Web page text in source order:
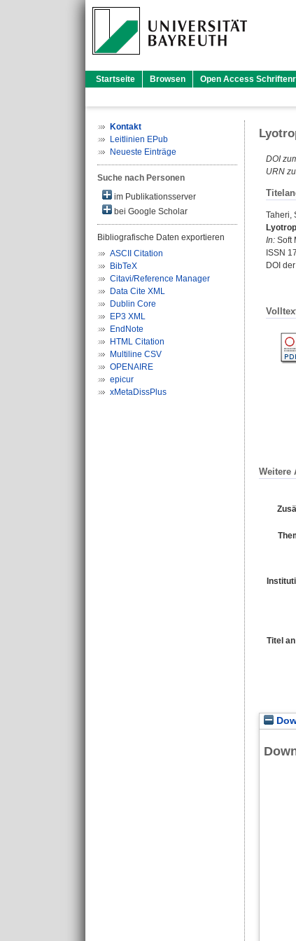
Startseite Browsen Open Access
Kontakt
Leitlinien EPub
Neueste Einträge
Suche nach Personen
im Publikationsserver
bei Google Scholar
Bibliografische Daten exportieren
ASCII Citation
BibTeX
Citavi/Reference Manager
Data Cite XML
Dublin Core
EP3 XML
EndNote
HTML Citation
Multiline CSV
OPENAIRE
epicur
xMetaDissPlus
DOI
URN
Taheri,
In: Soft
ISSN
DOI
Weitere
Titel